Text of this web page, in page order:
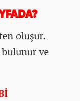
oluşur.
ve